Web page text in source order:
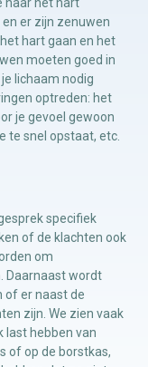
er zijn zenuwen
hart gaan en het
moeten goed in
lichaam nodig
optreden: het
je gevoel gewoon
te snel opstaat, etc.
specifiek
of de klachten ook
om
Daarnaast wordt
of er naast de
zijn. We zien vaak
hebben van
of op de borstkas,